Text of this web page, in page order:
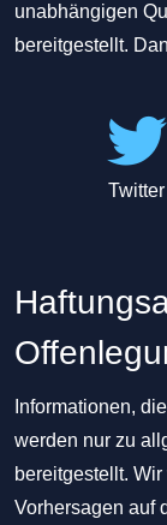
unabhängigen
bereitgestellt.
Twitter
Informationen,
werden nur zu
bereitgestellt.
Vorhersagen auf